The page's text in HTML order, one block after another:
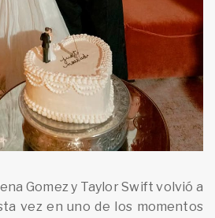
Gomez y Taylor Swift volvió a
vez en uno de los momentos